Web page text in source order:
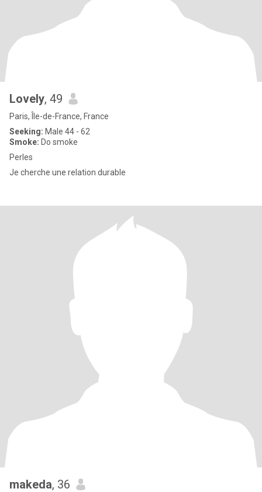
Lovely, 49
Paris, Île-de-France, France
Seeking: Male 44 - 62
Smoke: Do smoke
Perles
Je cherche une relation durable
makeda, 36